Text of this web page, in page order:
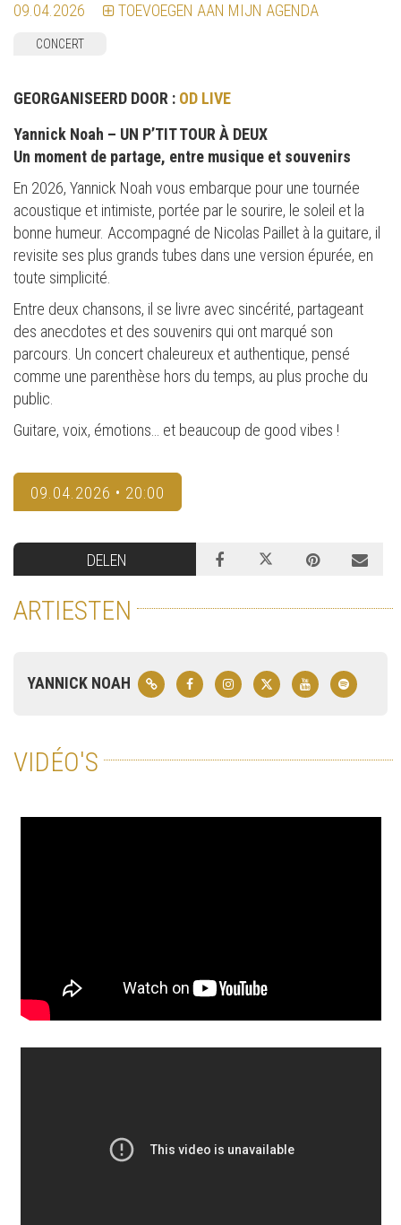
09.04.2026 TOEVOEGEN AAN MIJN AGENDA
CONCERT
GEORGANISEERD DOOR : OD LIVE
Yannick Noah – UN P’TIT TOUR À DEUX
Un moment de partage, entre musique et souvenirs
En 2026, Yannick Noah vous embarque pour une tournée
acoustique et intimiste, portée par le sourire, le soleil et la
bonne humeur. Accompagné de Nicolas Paillet à la guitare, il
revisite ses plus grands tubes dans une version épurée, en
toute simplicité.
Entre deux chansons, il se livre avec sincérité, partageant
des anecdotes et des souvenirs qui ont marqué son
parcours. Un concert chaleureux et authentique, pensé
comme une parenthèse hors du temps, au plus proche du
public.
Guitare, voix, émotions… et beaucoup de good vibes !
09.04.2026 • 20:00
DELEN
ARTIESTEN
YANNICK NOAH
VIDÉO'S